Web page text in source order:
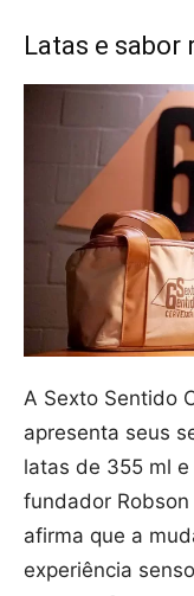
Latas e sabor
A Sexto Sentido
apresenta seus
latas de 355 ml
fundador
afirma que a
experiência